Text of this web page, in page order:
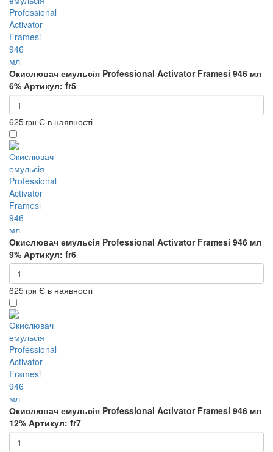
Окислювач емульсія Professional Activator Framesi 946 мл
6% Артикул: fr5
625грн Є в наявності
Окислювач емульсія Professional Activator Framesi 946 мл
9% Артикул: fr6
625грн Є в наявності
Окислювач емульсія Professional Activator Framesi 946 мл
12% Артикул: fr7